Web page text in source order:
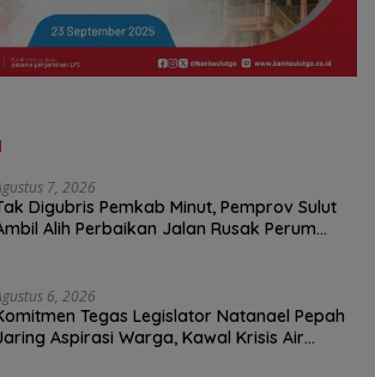
7, 2026
Digubris Pemkab Minut, Pemprov Sulut
Alih Perbaikan Jalan Rusak Perum
6, 2026
Tegas Legislator Natanael Pepah
Aspirasi Warga, Kawal Krisis Air